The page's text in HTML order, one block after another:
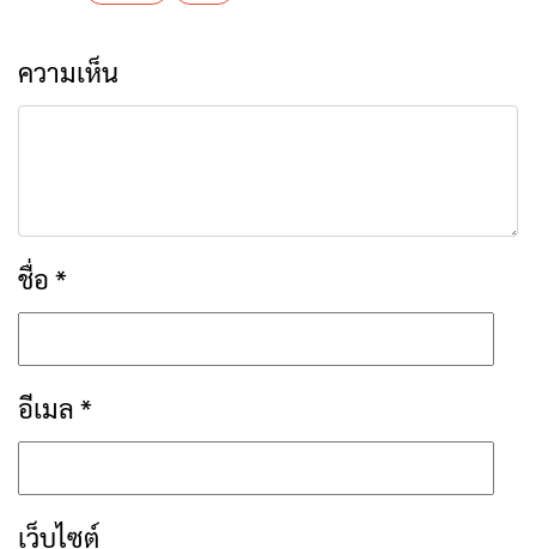
ความเห็น
ชื่อ *
อีเมล *
เว็บไซต์